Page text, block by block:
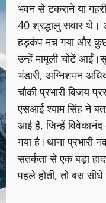
भवन से टकराने या
40 श्रद्धालु सवार थे।
हड़कंप मच गया और
उन्हें मामूली चोटें
भंडारी, अग्निशमन
चौकी प्रभारी विजय
एसआई श्याम सिंह ने
आई है, जिन्हें विवेकानंद
गया है।थाना प्रभारी
सतर्कता से एक बड़ा
पहले होती, तो बस